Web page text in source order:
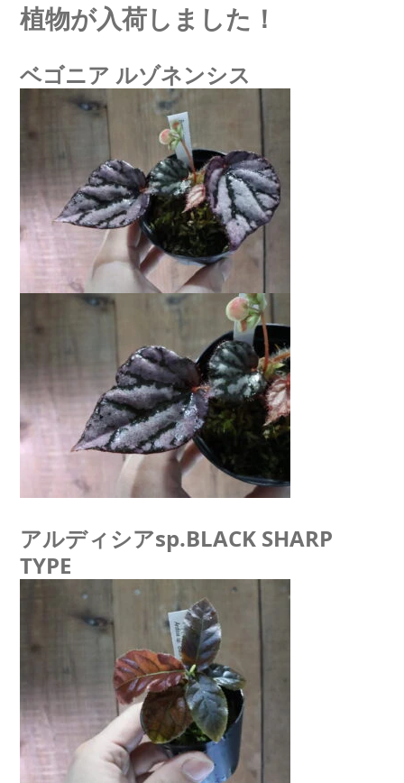
植物が入荷しました！
ベゴニア ルゾネンシス
アルディシアsp.BLACK SHARP
TYPE